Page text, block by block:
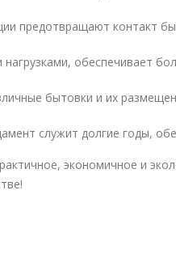
предотвращают контакт
обеспечивает
бытовки и их
служит долгие годы,
экономичное и